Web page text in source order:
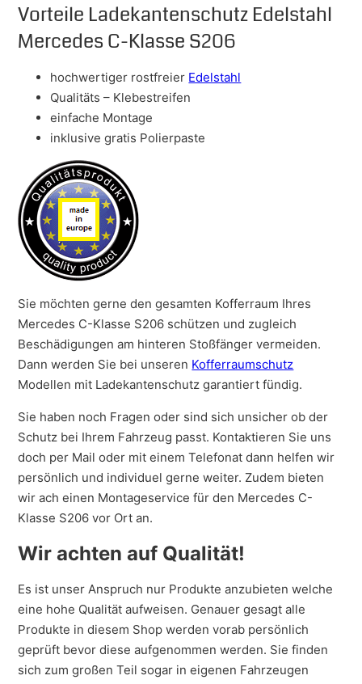
Vorteile Ladekantenschutz Edelstahl
Mercedes C-Klasse S206
hochwertiger rostfreier Edelstahl
Qualitäts – Klebestreifen
einfache Montage
inklusive gratis Polierpaste
Sie möchten gerne den gesamten Kofferraum Ihres
Mercedes C-Klasse S206 schützen und zugleich
Beschädigungen am hinteren Stoßfänger vermeiden.
Dann werden Sie bei unseren Kofferraumschutz
Modellen mit Ladekantenschutz garantiert fündig.
Sie haben noch Fragen oder sind sich unsicher ob der
Schutz bei Ihrem Fahrzeug passt. Kontaktieren Sie uns
doch per Mail oder mit einem Telefonat dann helfen wir
persönlich und individuel gerne weiter. Zudem bieten
wir ach einen Montageservice für den Mercedes C-
Klasse S206 vor Ort an.
Wir achten auf Qualität!
Es ist unser Anspruch nur Produkte anzubieten welche
eine hohe Qualität aufweisen. Genauer gesagt alle
Produkte in diesem Shop werden vorab persönlich
geprüft bevor diese aufgenommen werden. Sie finden
sich zum großen Teil sogar in eigenen Fahrzeugen